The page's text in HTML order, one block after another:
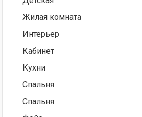
Жилая комната
Интерьер
Кабинет
Кухни
Спальня
Спальня